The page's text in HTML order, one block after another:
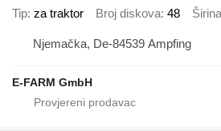
Tip za traktor Broj diskova 48
Njemačka, De-84539 Ampfing
E-FARM GmbH